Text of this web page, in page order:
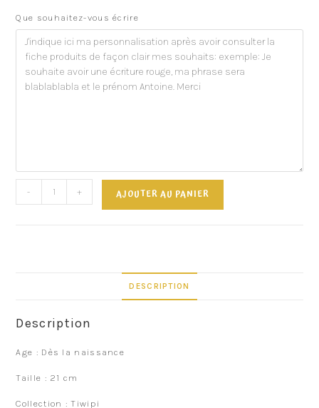
Que souhaitez-vous écrire
- + AJOUTER AU PANIER
DESCRIPTION
Description
Age : Dès la naissance
Taille : 21 cm
Collection : Tiwipi